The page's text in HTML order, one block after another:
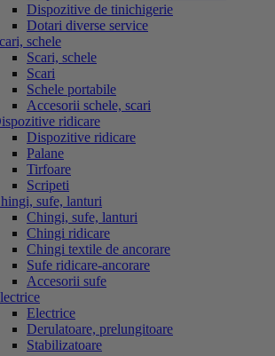
Dispozitive de tinichigerie
Dotari diverse service
schele
Scari, schele
Scari
Schele portabile
Accesorii schele, scari
ridicare
Dispozitive ridicare
Palane
Tirfoare
Scripeti
sufe, lanturi
Chingi, sufe, lanturi
Chingi ridicare
Chingi textile de ancorare
Sufe ridicare-ancorare
Accesorii sufe
Electrice
Derulatoare, prelungitoare
Stabilizatoare